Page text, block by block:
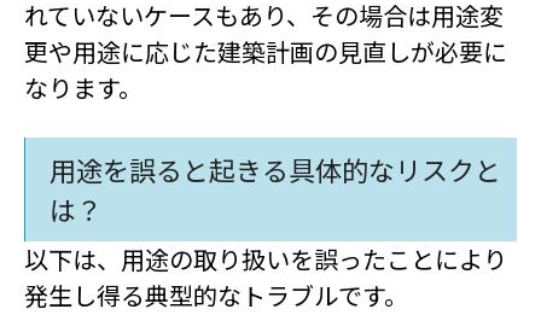
れていないケースもあり、その場合は用途変
更や用途に応じた建築計画の見直しが必要に
なります。
用途を誤ると起きる具体的なリスクと
は？
以下は、用途の取り扱いを誤ったことにより
発生し得る典型的なトラブルです。